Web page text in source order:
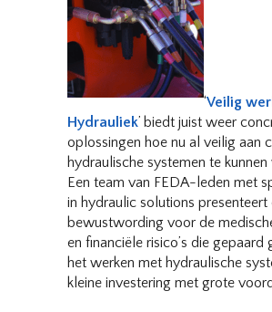
‘Veilig
Hydrauliek’ biedt juist weer
oplossingen hoe nu al veilig aan
hydraulische systemen te kunnen
Een team van FEDA-leden met
in hydraulic solutions presenteert
bewustwording voor de
en financiële risico’s die gepaard
het werken met hydraulische
kleine investering met grote